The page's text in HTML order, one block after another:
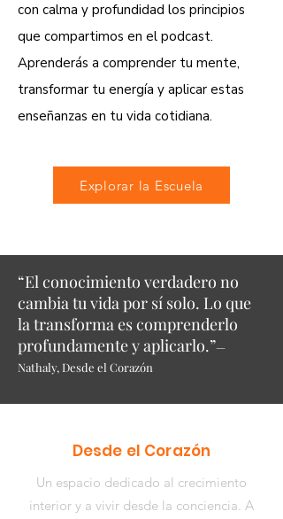
con calma y profundidad los principios
que compartimos en el podcast.
Aprenderás a comprender tu mente,
transformar tu energía y aplicar estas
enseñanzas en tu vida cotidiana.
Explorar la Escuela
“El conocimiento verdadero no
cambia tu vida por sí solo. Lo que
la transforma es comprenderlo
profundamente y aplicarlo.”—
Nathaly, Desde el Corazón
Desde el Corazón
Un espacio dedicado al crecimiento
interior y a vivir desde la conciencia. A